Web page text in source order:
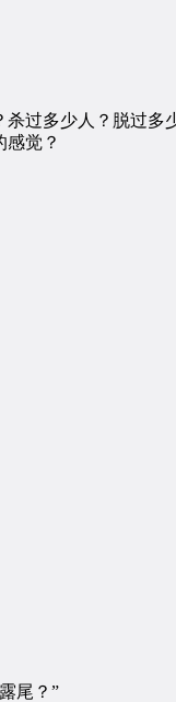
过多少人？脱过多
觉？
尾？”